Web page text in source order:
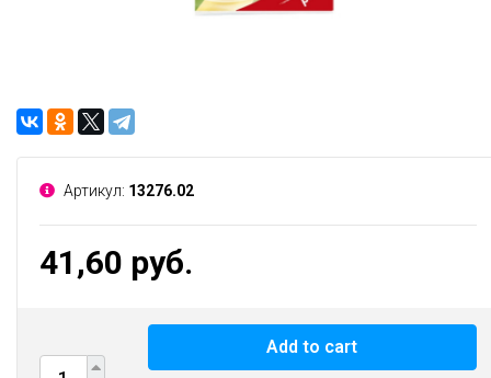
Артикул: 13276.02
41,60 руб.
Add to cart